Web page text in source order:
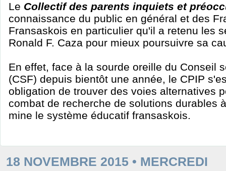
Le Collectif des parents inquiets et
connaissance du public en général et des
Fransaskois en particulier qu'il a retenu les
Ronald F. Caza pour mieux poursuivre sa
En effet, face à la sourde oreille du Conseil
(CSF) depuis bientôt une année, le CPIP
obligation de trouver des voies alternatives
combat de recherche de solutions durables
mine le système éducatif fransaskois.
18 NOVEMBRE 2015 • MERCREDI